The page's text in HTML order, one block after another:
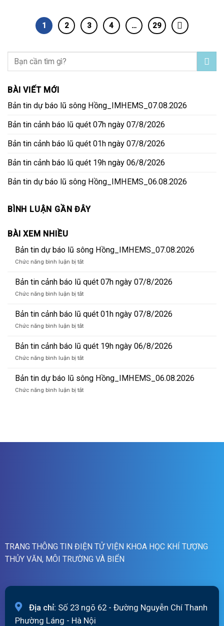
1 2 3 4 … 29
BÀI VIẾT MỚI
Bản tin dự báo lũ sông Hồng_IMHEMS_07.08.2026
Bản tin cảnh báo lũ quét 07h ngày 07/8/2026
Bản tin cảnh báo lũ quét 01h ngày 07/8/2026
Bản tin cảnh báo lũ quét 19h ngày 06/8/2026
Bản tin dự báo lũ sông Hồng_IMHEMS_06.08.2026
BÌNH LUẬN GẦN ĐÂY
BÀI XEM NHIỀU
Bản tin dự báo lũ sông Hồng_IMHEMS_07.08.2026
Chức năng bình luận bị tắtở
tin
báo
sông
Hồng_IMHEMS_07.08.2026
Bản tin cảnh báo lũ quét 07h ngày 07/8/2026
Chức năng bình luận bị tắtở
tin
báo
quét
07h
07/8/2026
Bản tin cảnh báo lũ quét 01h ngày 07/8/2026
Chức năng bình luận bị tắtở
tin
báo
quét
01h
Bản tin cảnh báo lũ quét 19h ngày 06/8/2026
Chức năng bình luận bị tắtở
tin
báo
Bản tin dự báo lũ sông Hồng_IMHEMS_06.08.2026
Chức năng bình luận bị tắtở
sông
TRANG THÔNG TIN ĐIỆN TỬ VIỆN KHOA HỌC KHÍ TƯỢNG
THỦY VĂN, MÔI TRƯỜNG VÀ BIỂN
Địa chỉ: Số 23 ngõ 62 - Đường Nguyễn Chí Thanh
Phường Láng - Hà Nội